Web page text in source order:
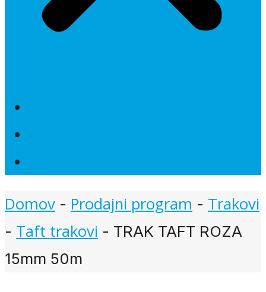
Domov - Prodajni program - Trakovi
- Taft trakovi - TRAK TAFT ROZA
15mm 50m